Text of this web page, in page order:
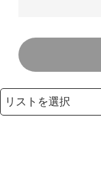
検索リストの選択